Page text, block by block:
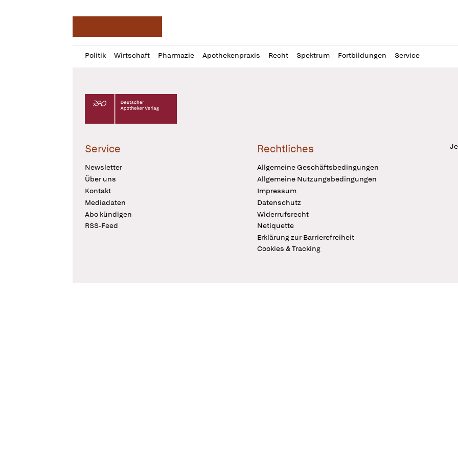
Politik Wirtschaft Pharmazie Apothekenpraxis Recht Spektrum Fortbildungen Service
Profil
öffnen
Daz
Pur
Deutscher Apotheker Verlag Logo
Service
Newsletter
Über uns
Kontakt
Mediadaten
Abo kündigen
RSS-Feed
Rechtliches
Allgemeine Geschäftsbedingungen
Allgemeine Nutzungsbedingungen
Impressum
Datenschutz
Widerrufsrecht
Netiquette
Erklärung zur Barrierefreiheit
Cookies & Tracking